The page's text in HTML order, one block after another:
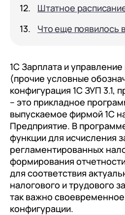
Штатное
Что еще появилось в
1С Зарплата и
(прочие условные
конфигурация 1С ЗУП 3.1,
– это прикладное
выпускаемое фирмой 1С
Предприятие. В
функции для исчисления
регламентированных
формирования
для соответствия
налогового и трудового
так важно
конфигурации.
клиентами (CRM)
1С:CRM
Сервисы 1С
1С-ЭДО
1С:Контрагент
1С-Отчетность
1С:Фреш
Доки 1С